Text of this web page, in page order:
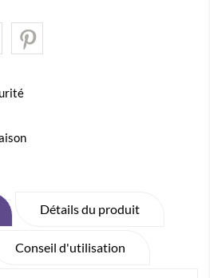
Détails du produit
Conseil d'utilisation